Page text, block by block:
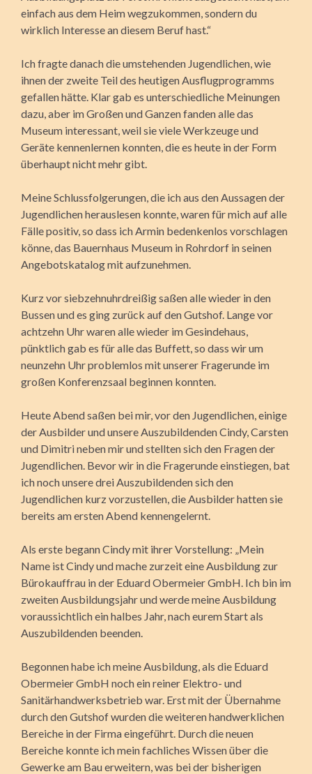
einfach aus dem Heim wegzukommen, sondern du
wirklich Interesse an diesem Beruf hast.“
Ich fragte danach die umstehenden Jugendlichen, wie
ihnen der zweite Teil des heutigen Ausflugprogramms
gefallen hätte. Klar gab es unterschiedliche Meinungen
dazu, aber im Großen und Ganzen fanden alle das
Museum interessant, weil sie viele Werkzeuge und
Geräte kennenlernen konnten, die es heute in der Form
überhaupt nicht mehr gibt.
Meine Schlussfolgerungen, die ich aus den Aussagen der
Jugendlichen herauslesen konnte, waren für mich auf alle
Fälle positiv, so dass ich Armin bedenkenlos vorschlagen
könne, das Bauernhaus Museum in Rohrdorf in seinen
Angebotskatalog mit aufzunehmen.
Kurz vor siebzehnuhrdreißig saßen alle wieder in den
Bussen und es ging zurück auf den Gutshof. Lange vor
achtzehn Uhr waren alle wieder im Gesindehaus,
pünktlich gab es für alle das Buffett, so dass wir um
neunzehn Uhr problemlos mit unserer Fragerunde im
großen Konferenzsaal beginnen konnten.
Heute Abend saßen bei mir, vor den Jugendlichen, einige
der Ausbilder und unsere Auszubildenden Cindy, Carsten
und Dimitri neben mir und stellten sich den Fragen der
Jugendlichen. Bevor wir in die Fragerunde einstiegen, bat
ich noch unsere drei Auszubildenden sich den
Jugendlichen kurz vorzustellen, die Ausbilder hatten sie
bereits am ersten Abend kennengelernt.
Als erste begann Cindy mit ihrer Vorstellung: „Mein
Name ist Cindy und mache zurzeit eine Ausbildung zur
Bürokauffrau in der Eduard Obermeier GmbH. Ich bin im
zweiten Ausbildungsjahr und werde meine Ausbildung
voraussichtlich ein halbes Jahr, nach eurem Start als
Auszubildenden beenden.
Begonnen habe ich meine Ausbildung, als die Eduard
Obermeier GmbH noch ein reiner Elektro- und
Sanitärhandwerksbetrieb war. Erst mit der Übernahme
durch den Gutshof wurden die weiteren handwerklichen
Bereiche in der Firma eingeführt. Durch die neuen
Bereiche konnte ich mein fachliches Wissen über die
Gewerke am Bau erweitern, was bei der bisherigen